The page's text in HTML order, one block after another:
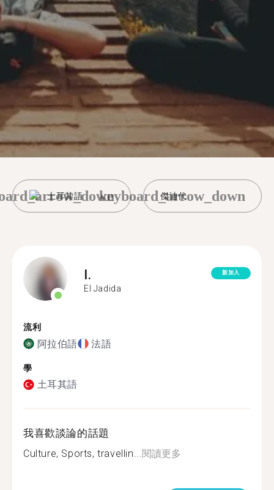
土耳其語 傑迪代
keyboard_arrow_down
I.
El Jadida
新加入
流利
阿拉伯語 法語
學
土耳其語
我喜歡談論的話題
Culture, Sports, travellin...閱讀更多